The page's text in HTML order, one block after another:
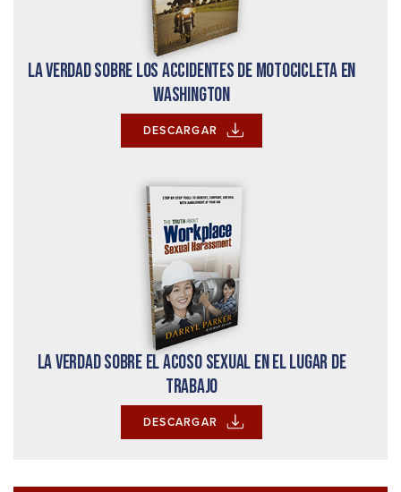
La verdad sobre los accidentes de motocicleta en
Washington
DESCARGAR
La verdad sobre el acoso sexual en el lugar de
trabajo
DESCARGAR